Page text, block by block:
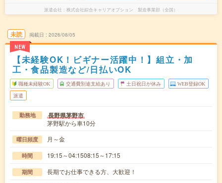
派遣会社 株式会社綜合キャリアオプション 製造事業部（全国）
未読
NEW
掲載日 2026/08/05
【未経験OK！ビギナー活躍中！】組立・加
工・食品製造など/日払いOK
職種未経験OK 交通費別途支給あり 土日祝日が休み WEB登録OK
派遣
勤務地 長野県茅野市
茅野駅から車10分
曜日頻度 月～金
時間 19:15～04:1508:15～17:15
期間 長期でお仕事できる方、大歓迎！